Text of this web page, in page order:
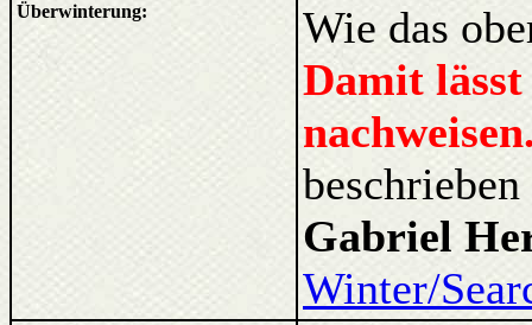
Überwinterung:
Wie das
Damit
Gabriel
Winter/